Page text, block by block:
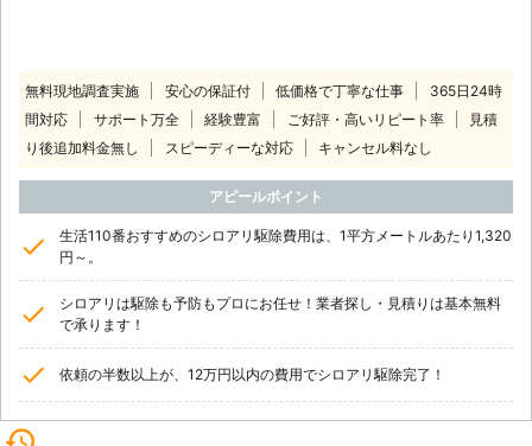
無料現地調査実施 安心の保証付 低価格で丁寧な仕事
365日24時
間対応
サポート万全 経験豊富 ご好評・高いリピート率
見積
り後追加料金無し
スピーディーな対応 キャンセル料なし
アピールポイント
生活110番おすすめのシロアリ駆除費用は、1平方メートルあたり1,320
円～。
シロアリは駆除も予防もプロにお任せ！業者探し・見積りは基本無料
で承ります！
依頼の半数以上が、12万円以内の費用でシロアリ駆除完了！